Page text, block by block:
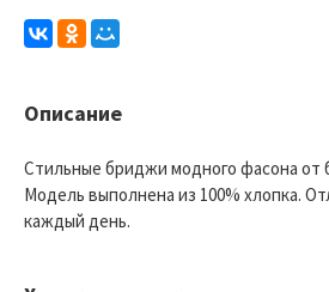
Описание
Стильные бриджи модного фасона от
Модель выполнена из 100% хлопка.
каждый день.